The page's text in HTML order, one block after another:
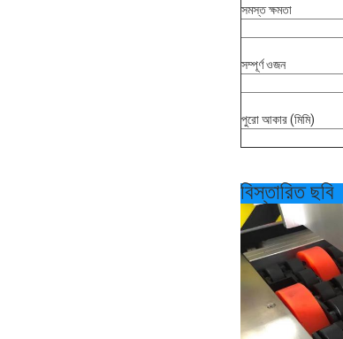
সমস্ত ক্ষমতা
সম্পূর্ণ ওজন
পুরো আকার (মিমি)
বিস্তারিত ছবি